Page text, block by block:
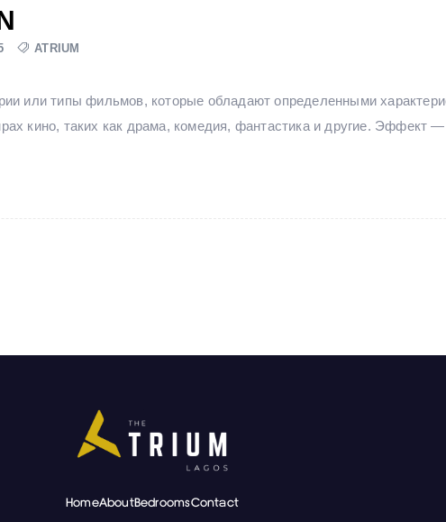
ATRIUM
или типы фильмов, которые обладают определенными
кино, таких как драма, комедия, фантастика и другие. Эффект —
HomeAboutBedroomsContact